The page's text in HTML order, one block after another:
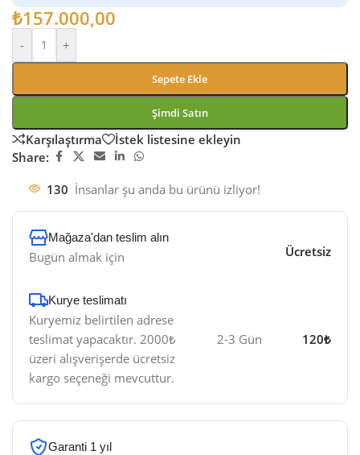
₺157.000,00
- +
Sepete Ekle
Şimdi Satın
Karşılaştırma
İstek listesine ekleyin
Share:
130 İnsanlar şu anda bu ürünü izliyor!
Mağaza'dan teslim alın
Bugün almak için Ücretsiz
Kurye teslimatı​
Kuryemiz belirtilen adrese
teslimat yapacaktır. 2000₺
üzeri alışverişerde ücretsiz
kargo seçeneği mevcuttur.
2-3 Gün 120₺
Garanti 1 yıl